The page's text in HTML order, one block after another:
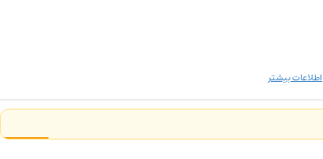
اطلاعات بیشتر